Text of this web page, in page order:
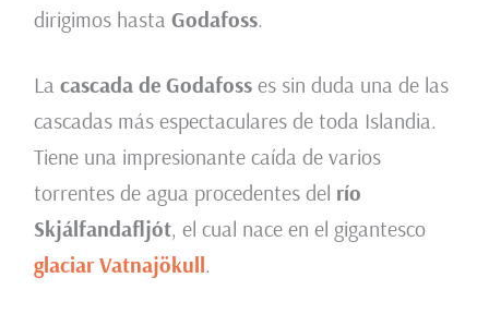
dirigimos hasta Godafoss.
La cascada de Godafosses sin duda una de las
cascadas más espectaculares de toda Islandia.
Tiene una impresionante caída de varios
torrentes de agua procedentes del río
Skjálfandafljót, el cual nace en el gigantesco
glaciar Vatnajökull.